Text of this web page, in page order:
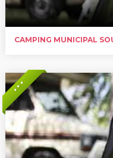
CAMPING MUNICIPAL
* * *